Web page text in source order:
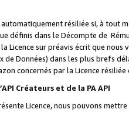
automatiquement résiliée si, à
définis dans le Décompte de
Licence sur préavis écrit que
de Données) dans les plus
concernés par la Licence
Créateurs et de la PA API
Licence, nous pouvons